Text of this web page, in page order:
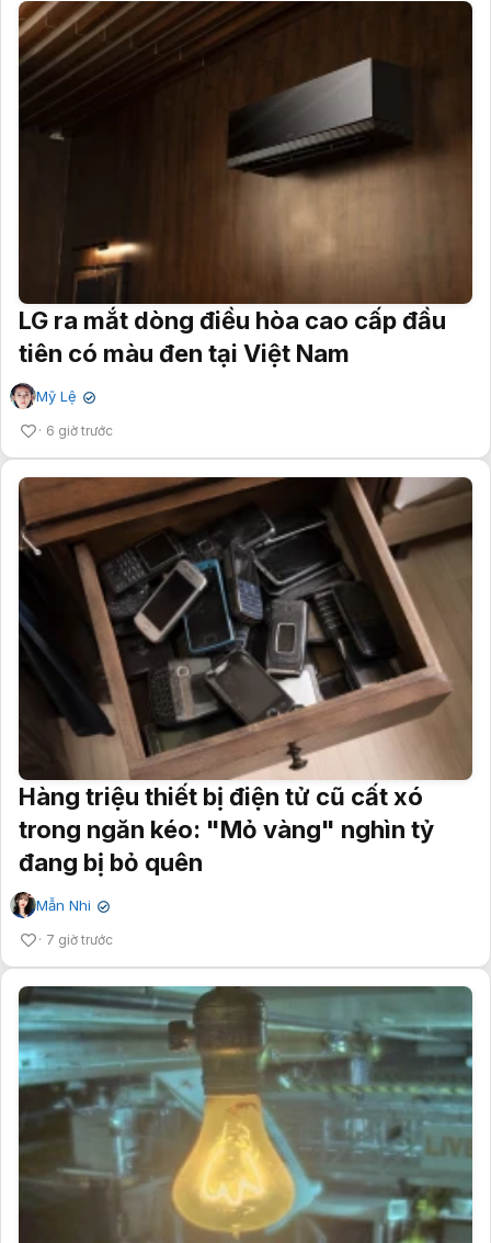
LG ra mắt dòng điều hòa cao cấp đầu
tiên có màu đen tại Việt Nam
Mỹ Lệ ✔
6 giờ trước
Hàng triệu thiết bị điện tử cũ cất xó
trong ngăn kéo: "Mỏ vàng" nghìn tỷ
đang bị bỏ quên
Mẫn Nhi ✔
7 giờ trước